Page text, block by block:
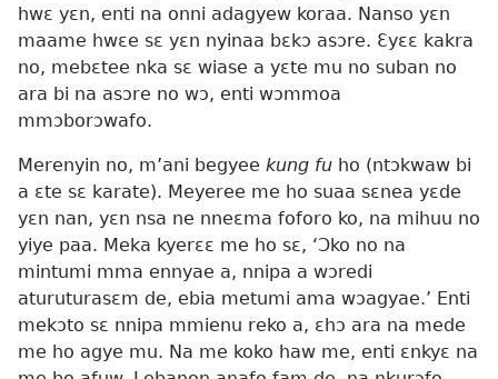
hwɛ yɛn, enti na onni adagyew koraa. Nanso yɛn
maame hwɛe sɛ yɛn nyinaa bɛkɔ asɔre. Ɛyɛɛ kakra
no, mebɛtee nka sɛ wiase a yɛte mu no suban no
ara bi na asɔre no wɔ, enti wɔmmoa
mmɔborɔwafo.
Merenyin no, m’ani begyee kung fu ho (ntɔkwaw bi
a ɛte sɛ karate). Meyeree me ho suaa sɛnea yɛde
yɛn nan, yɛn nsa ne nneɛma foforo ko, na mihuu no
yiye paa. Meka kyerɛɛ me ho sɛ, ‘Ɔko no na
mintumi mma ennyae a, nnipa a wɔredi
aturuturasɛm de, ebia metumi ama wɔagyae.’ Enti
mekɔto sɛ nnipa mmienu reko a, ɛhɔ ara na mede
me ho agye mu. Na me koko haw me, enti ɛnkyɛ na